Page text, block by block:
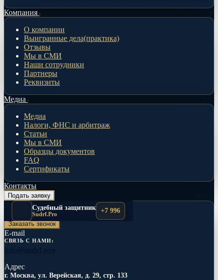
Компания
О компании
Выигранные дела(практика)
Отзывы
Мы в СМИ
Наши сотрудники
Партнеры
Реквизиты
Медиа
Медиа
Налоги, ФНС и арбитраж
Статьи
Мы в СМИ
Образцы документов
FAQ
Сертификаты
Контакты
Подать заявку
Судебный защитник
Sudrf.Pro +7 996
Телефоны
+7 996 517-71-23
Заказать звонок
E-mail
СВЯЗЬ С НАМИ:
Адрес
г. Москва, ул. Верейская, д. 29, стр. 133